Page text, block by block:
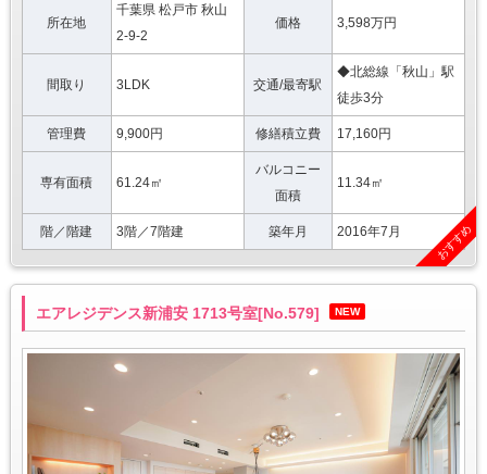
所在地
千葉県 松戸市 秋山
2-9-2
価格 3,598万円
間取り 3LDK 交通/最寄駅
◆北総線「秋山」駅
徒歩3分
管理費 9,900円 修繕積立費 17,160円
専有面積 61.24㎡
バルコニー
面積
11.34㎡
階／階建 3階／7階建 築年月 2016年7月 おすすめ
エアレジデンス新浦安 1713号室[No.579] NEW